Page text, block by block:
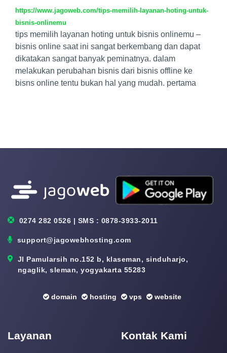
https://www.jagoweb.com/tips-memilih-layanan-hoting-untuk-
bisnis-onlinemu
tips memilih layanan hoting untuk bisnis onlinemu –
bisnis online saat ini sangat berkembang dan dapat
dikatakan sangat banyak peminatnya. dalam
melakukan perubahan bisnis dari bisnis offline ke
bisns online tentu bukan hal yang mudah. pertama
0274 282 0526 | SMS : 0878-3933-2011
support@jagowebhosting.com
Jl Pamularsih no.152 b, klaseman, sinduharjo,
ngaglik, sleman, yogyakarta 55283
domain hosting vps website
Layanan Kontak Kami